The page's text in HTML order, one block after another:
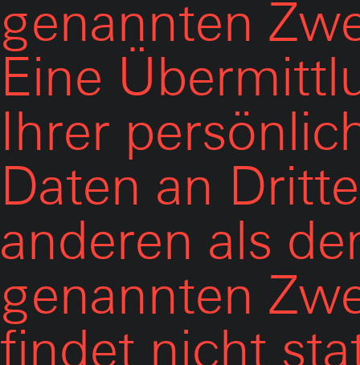
genannten
Eine
Ihrer
Daten an
anderen als
genannten
findet nicht